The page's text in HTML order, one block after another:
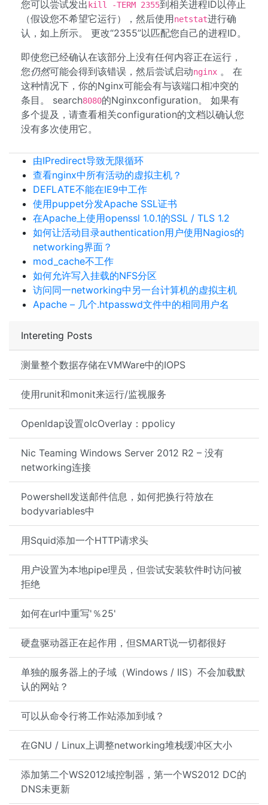
Intereting Posts
测量整个数据存储在VMWare中的IOPS
使用runit和monit来运行/监视服务
Openldap设置olcOverlay：ppolicy
Nic Teaming Windows Server 2012 R2 – 没有
networking连接
Powershell发送邮件信息，如何把换行符放在
bodyvariables中
用Squid添加一个HTTP请求头
用户设置为本地pipe理员，但尝试安装软件时访问被
拒绝
如何在url中重写'％25'
硬盘驱动器正在起作用，但SMART说一切都很好
单独的服务器上的子域（Windows / IIS）不会加载默
认的网站？
可以从命令行将工作站添加到域？
在GNU / Linux上调整networking堆栈缓冲区大小
添加第二个WS2012域控制器，第一个WS2012 DC的
DNS未更新
您可以尝试发出 kill -TERM 2355到相关进程ID以停止
（假设您不希望它运行），然后使用netstat进行确
认，如上所示。 更改“2355”以匹配您自己的进程ID。
即使您已经确认在该部分上没有任何内容正在运行，
您仍然可能会得到该错误，然后尝试启动nginx 。 在
这种情况下，你的Nginx可能会有与该端口相冲突的
条目。 search8080的Nginxconfiguration。 如果有
多个提及，请查看相关configuration的文档以确认您
没有多次使用它。
由IPredirect导致无限循环
查看nginx中所有活动的虚拟主机？
DEFLATE不能在IE9中工作
使用puppet分发Apache SSL证书
在Apache上使用openssl 1.0.1的SSL / TLS 1.2
如何让活动目录authentication用户使用Nagios的
networking界面？
mod_cache不工作
如何允许写入挂载的NFS分区
访问同一networking中另一台计算机的虚拟主机
Apache – 几个.htpasswd文件中的相同用户名